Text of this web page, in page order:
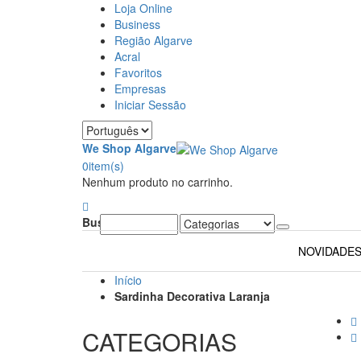
Loja Online
Business
Região Algarve
Acral
Favoritos
Empresas
Iniciar Sessão
We Shop Algarve
0item(s)
Nenhum produto no carrinho.
Buscar:
NOVIDADES
Início
Sardinha Decorativa Laranja
CATEGORIAS